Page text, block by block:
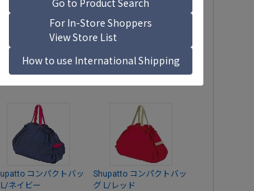
コンパクトバッ
ネイビー
Shupatto コンパクトバッ
グ L/レッド